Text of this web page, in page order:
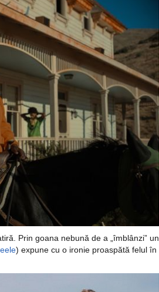
Prin goana nebună de a „îmblânzi” un
) expune cu o ironie proaspătă felul în